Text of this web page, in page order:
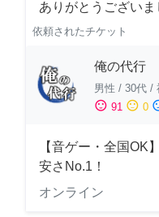
ありがとうございま
依頼されたチケット
俺の代行
男性 / 30代 /
sentiment_satisfied 91 sentiment_neutral 0
【音ゲー・全国OK
安さNo.1！
オンライン